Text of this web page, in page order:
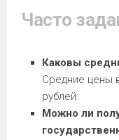
Часто
Каковы
Средние цены
рублей.
Можно ли